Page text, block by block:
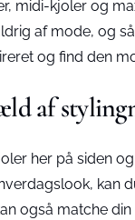
kjoler og
af mode,
og find den
af
her på siden
kan
også matche